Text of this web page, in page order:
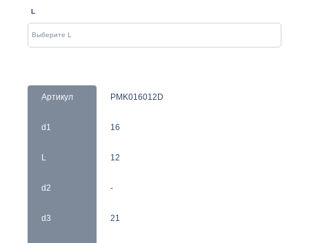
L
Артикул
d1
L
d2
d3
PMK016012D
16
12
-
21